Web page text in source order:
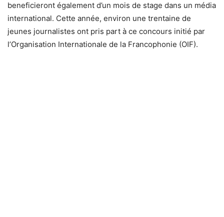
beneficieront également d’un mois de stage dans un média
international. Cette année, environ une trentaine de
jeunes journalistes ont pris part à ce concours initié par
l’Organisation Internationale de la Francophonie (OIF).